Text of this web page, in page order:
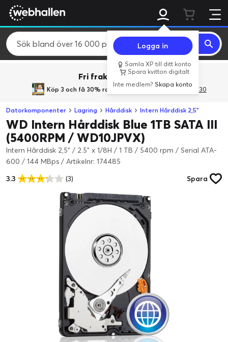
Logga in
Samla XP till ditt konto
Spara kvitton digitalt
Inte medlem?Skapa konto
Fri frakt över 800 kr.
Köp 3 och få 30% rabatt med rabattkoden 3Gives30
Datorkomponenter Lagring Hårddisk Intern Hårddisk 2,5"
WD Intern Hårddisk Blue 1TB SATA III
(5400RPM / WD10JPVX)
Intern Hårddisk 2,5" / 2.5" x 1/8H / 1 TB / 5400 rpm / Serial ATA-
600 / 144 MBps / Artikelnr: 174485
3.3
(3) Spara